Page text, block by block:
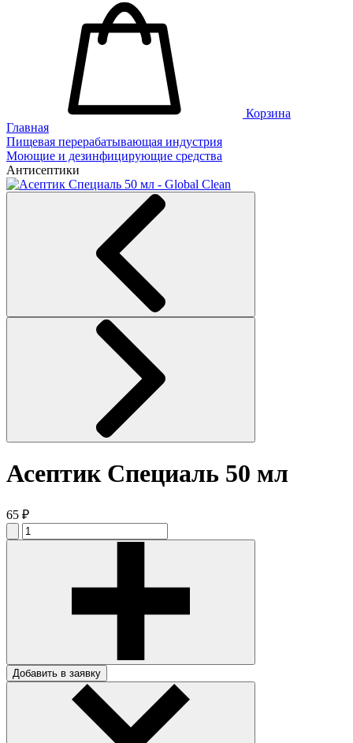
Корзина
Главная
Пищевая перерабатывающая индустрия
Моющие и дезинфицирующие средства
Антисептики
Асептик Специаль 50 мл
65 ₽
Добавить в заявку